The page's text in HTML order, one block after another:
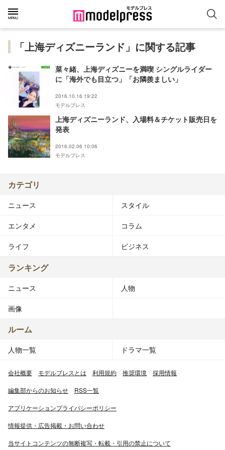
「上海ディズニーランド」に関する記事
菜々緒、上海ディズニーを満喫 シングルライダー
に「海外でも目立つ」「お隣羨ましい」
2016.10.16 19:22
モデルプレス
上海ディズニーランド、入場料＆チケット販売日を
発表
2016.02.06 10:06
モデルプレス
カテゴリ
ニュース スタイル
エンタメ コラム
ライフ ビジネス
ランキング
ニュース 人物
画像
ルーム
人物一覧 ドラマ一覧
会社概要 モデルプレスとは 利用規約 推奨環境 採用情報
編集部からのお知らせ RSS一覧
アプリケーションプライバシーポリシー
情報提供・広告掲載・お問い合わせ
当サイトコンテンツの無断複写・転載・引用の禁止について